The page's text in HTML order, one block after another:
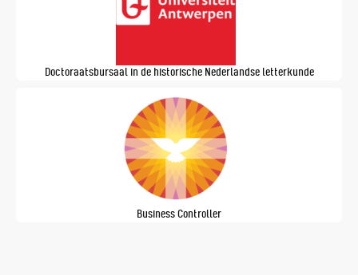
Doctoraatsbursaal in de historische Nederlandse letterkunde
Business Controller